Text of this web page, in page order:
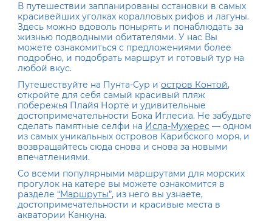
В путешествии запланированы остановки в самых
красивейших уголках коралловых рифов и лагуны.
Здесь можно вдоволь понырять и понаблюдать за
жизнью подводными обитателями. У нас Вы
можете ознакомиться с предложениями более
подробно, и подобрать маршрут и готовый тур на
любой вкус.
Путешествуйте на Пунта-Сур иостров Контой,
откройте для себя самый красивый пляж
побережья Плайя Норте и удивительные
достопримечательности Бока Иглесиа. Не забудьте
сделать памятные селфи на Исла-Мухерес — одном
из самых уникальных островов Карибского моря, и
возвращайтесь сюда снова и снова за новыми
впечатлениями.
Со всеми популярными маршрутами для морских
прогулок на катере вы можете ознакомится в
разделе“Маршруты”, из него вы узнаете,
достопримечательности и красивые места в
акватории Канкуна.